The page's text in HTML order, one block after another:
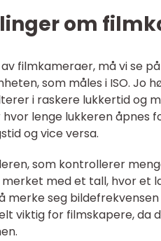
om
filmkameraer, må vi se
som måles i ISO. Jo
i raskere lukkertid og
lenge lukkeren åpnes
og vice versa.
som kontrollerer
med et tall, hvor et
merke seg
viktig for filmskapere, da